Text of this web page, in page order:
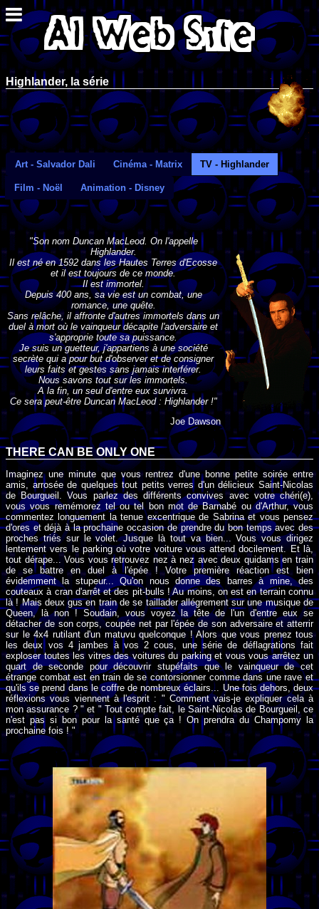
Highlander, la série
Art - Salvador Dali Cinéma - Matrix TV - Highlander
Film - Noël Animation - Disney
"Son nom Duncan MacLeod. On l'appelle
Highlander.
Il est né en 1592 dans les Hautes Terres d'Ecosse
et il est toujours de ce monde.
Il est immortel.
Depuis 400 ans, sa vie est un combat, une
romance, une quête.
Sans relâche, il affronte d'autres immortels dans un
duel à mort où le vainqueur décapite l'adversaire et
s'approprie toute sa puissance.
Je suis un guetteur, j'appartiens à une société
secrète qui a pour but d'observer et de consigner
leurs faits et gestes sans jamais interférer.
Nous savons tout sur les immortels.
A la fin, un seul d'entre eux survivra.
Ce sera peut-être Duncan MacLeod : Highlander !"
Joe Dawson
THERE CAN BE ONLY ONE
Imaginez une minute que vous rentrez d'une bonne petite soirée entre
amis, arrosée de quelques tout petits verres d'un délicieux Saint-Nicolas
de Bourgueil. Vous parlez des différents convives avec votre chéri(e),
vous vous remémorez tel ou tel bon mot de Barnabé ou d'Arthur, vous
commentez longuement la tenue excentrique de Sabrina et vous pensez
d'ores et déjà à la prochaine occasion de prendre du bon temps avec des
proches triés sur le volet. Jusque là tout va bien... Vous vous dirigez
lentement vers le parking où votre voiture vous attend docilement. Et là,
tout dérape... Vous vous retrouvez nez à nez avec deux quidams en train
de se battre en duel à l'épée ! Votre première réaction est bien
évidemment la stupeur... Qu'on nous donne des barres à mine, des
couteaux à cran d'arrêt et des pit-bulls ! Au moins, on est en terrain connu
là ! Mais deux gus en train de se taillader allégrement sur une musique de
Queen, là non ! Soudain, vous voyez la tête de l'un d'entre eux se
détacher de son corps, coupée net par l'épée de son adversaire et atterrir
sur le 4x4 rutilant d'un matuvu quelconque ! Alors que vous prenez tous
les deux vos 4 jambes à vos 2 cous, une série de déflagrations fait
exploser toutes les vitres des voitures du parking et vous vous arrêtez un
quart de seconde pour découvrir stupéfaits que le vainqueur de cet
étrange combat est en train de se contorsionner comme dans une rave et
qu'ils se prend dans le coffre de nombreux éclairs... Une fois dehors, deux
réflexions vous viennent à l'esprit : " Comment vais-je expliquer cela à
mon assurance ? " et " Tout compte fait, le Saint-Nicolas de Bourgueil, ce
n'est pas si bon pour la santé que ça ! On prendra du Champomy la
prochaine fois ! "